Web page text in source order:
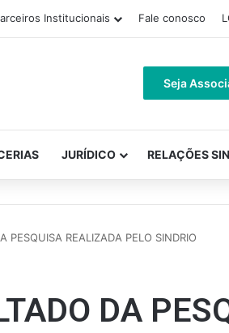
Institucionais Fale conosco
Seja
JURÍDICO RELAÇÕES
PESQUISA REALIZADA PELO SINDRIO
DA